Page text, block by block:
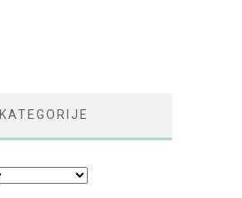
KATEGORIJE